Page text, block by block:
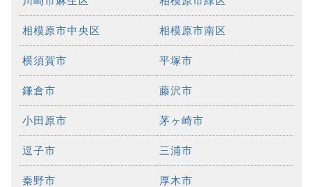
相模原市中央区 相模原市南区
横須賀市 平塚市
鎌倉市 藤沢市
小田原市 茅ヶ崎市
逗子市 三浦市
秦野市 厚木市